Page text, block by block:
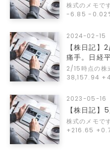
株式のメモで
-6.85 -
2024-02-15
【株日記
痛手。日経
2/15時点の株
38,157.94
2023-05-16
【株日記
株式のメモで
+216.65